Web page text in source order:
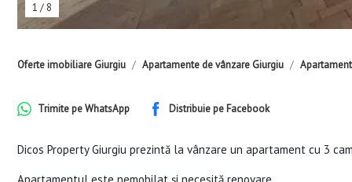
1 / 8
Oferte imobiliare Giurgiu Apartamente de vânzare Giurgiu
Trimite peWhatsApp Distribuie pe Facebook
Dicos Property Giurgiu prezintă la vânzare un apartament cu 3